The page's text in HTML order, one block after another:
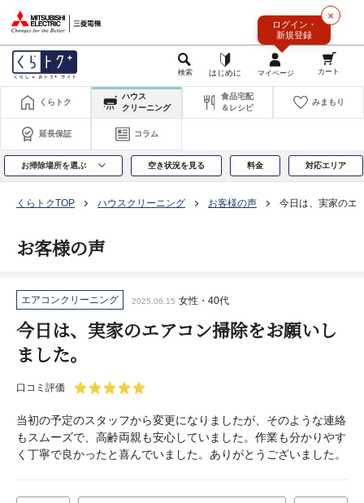
×
ログイン・
新規登録
くらトク
ハウス
クリーニング
食品宅配
＆レシピ
みまもり
延長保証 コラム
お掃除場所を選ぶ 空き状況を見る 料金 対応エリア
くらトクTOP ハウスクリーニング お客様の声 今日は、実家のエ
お客様の声
エアコンクリーニング 2025.06.15 女性・40代
今日は、実家のエアコン掃除をお願いし
ました。
口コミ評価
当初の予定のスタッフから変更になりましたが、そのような連絡
もスムーズで、高齢両親も安心していました。作業も分かりやす
く丁寧で良かったと喜んでいました。ありがとうございました。